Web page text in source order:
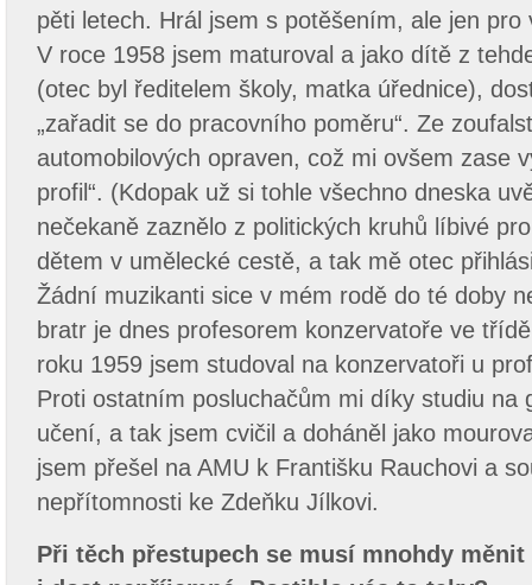
pěti letech. Hrál jsem s potěšením, ale jen pro
V roce 1958 jsem maturoval a jako dítě z
(otec byl ředitelem školy, matka úřednice),
„zařadit se do pracovního poměru“. Ze
automobilových opraven, což mi ovšem zase
profil“. (Kdopak už si tohle všechno dneska
nečekaně zaznělo z politických kruhů líbivé
dětem v umělecké cestě, a tak mě otec
Žádní muzikanti sice v mém rodě do té doby
bratr je dnes profesorem konzervatoře ve
roku 1959 jsem studoval na konzervatoři u
Proti ostatním posluchačům mi díky studiu na
učení, a tak jsem cvičil a doháněl jako
jsem přešel na AMU k Františku Rauchovi a
nepřítomnosti ke Zdeňku Jílkovi.
Při těch přestupech se musí mnohdy